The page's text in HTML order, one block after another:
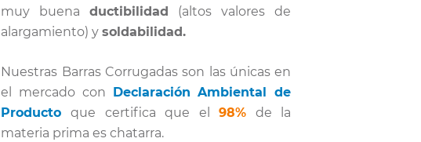
muy buenaductibilidad (altos valores de
alargamiento) ysoldabilidad.
Nuestras Barras Corrugadas son las únicas en
el mercado con
Declaración Ambiental de
Producto que certifica que el98% de la
materia prima es chatarra.